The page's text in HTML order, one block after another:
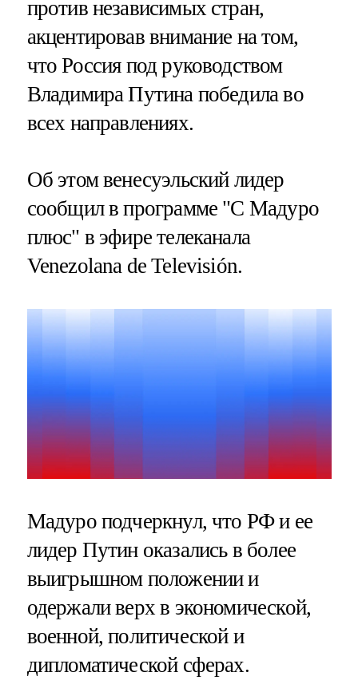
против независимых стран,
акцентировав внимание на том,
что Россия под руководством
Владимира Путина победила во
всех направлениях.
Об этом венесуэльский лидер
сообщил в программе "С Мадуро
плюс" в эфире телеканала
Venezolana de Televisión.
Мадуро подчеркнул, что РФ и ее
лидер Путин оказались в более
выигрышном положении и
одержали верх в экономической,
военной, политической и
дипломатической сферах.